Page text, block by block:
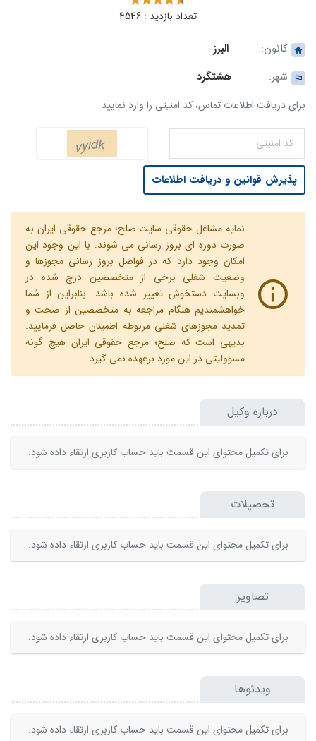
تعداد بازدید : 4546
کانون:
البرز
شهر:
هشتگرد
برای دریافت اطلاعات تماس، کد امنیتی را وارد نمایید
پذیرش قوانین و دریافت اطلاعات
نمایه مشاغل حقوقی سایت صلح؛ مرجع حقوقی ایران به
صورت دوره ای بروز رسانی می شوند. با این وجود این
امکان وجود دارد که در فواصل بروز رسانی مجوزها و
وضعیت شغلی برخی از متخصصین درج شده در
وبسایت دستخوش تغییر شده باشد. بنابراین از شما
خواهشمندیم هنگام مراجعه به متخصصین از صحت و
تمدید مجوزهای شغلی مربوطه اطمینان حاصل فرمایید.
بدیهی است که صلح؛ مرجع حقوقی ایران هیچ گونه
مسوولیتی در این مورد برعهده نمی گیرد.
درباره وکیل
برای تکمیل محتوای این قسمت باید حساب کاربری ارتقاء داده شود.
تحصیلات
برای تکمیل محتوای این قسمت باید حساب کاربری ارتقاء داده شود.
تصاویر
برای تکمیل محتوای این قسمت باید حساب کاربری ارتقاء داده شود.
ویدئوها
برای تکمیل محتوای این قسمت باید حساب کاربری ارتقاء داده شود.